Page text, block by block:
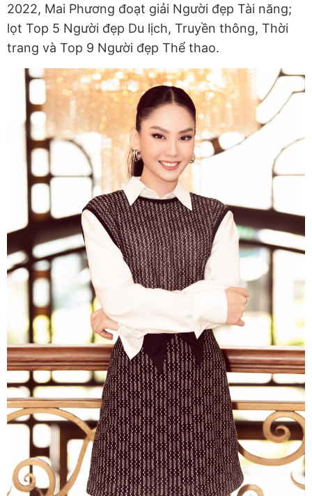
2022, Mai Phương đoạt giải Người đẹp Tài năng;
lọt Top 5 Người đẹp Du lịch, Truyền thông, Thời
trang và Top 9 Người đẹp Thể thao.